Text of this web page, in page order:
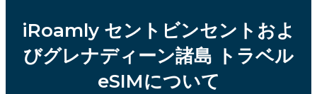
iRoamly セントビンセントおよ
びグレナディーン諸島 トラベル
eSIMについて